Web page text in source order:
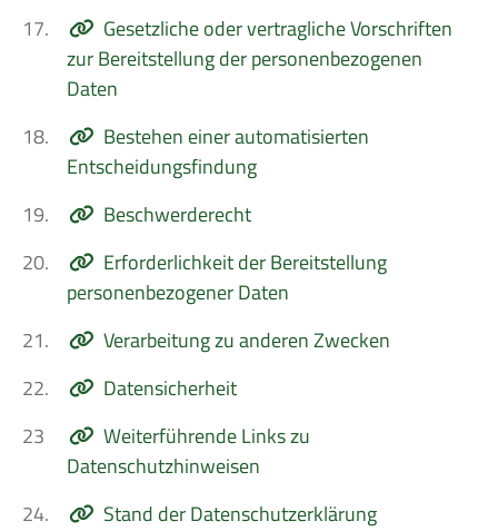
17.
Gesetzliche oder vertragliche Vorschriften
zur Bereitstellung der personenbezogenen
Daten
18.
Bestehen einer automatisierten
Entscheidungsfindung
19.
Beschwerderecht
20.
Erforderlichkeit der Bereitstellung
personenbezogener Daten
21.
Verarbeitung zu anderen Zwecken
22.
Datensicherheit
23
Weiterführende Links zu
Datenschutzhinweisen
24.
Stand der Datenschutzerklärung